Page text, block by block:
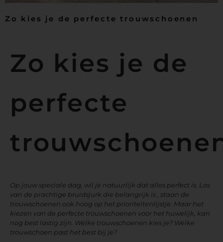
Zo kies je de perfecte trouwschoenen
Zo kies je de
perfecte
Op jouw speciale dag, wil je natuurlijk dat alles perfect is. Los
van de prachtige bruidsjurk die belangrijk is , staan de
trouwschoenen ook hoog op het prioriteitenlijstje. Maar het
kiezen van de perfecte trouwschoenen voor het huwelijk, kan
nog best lastig zijn. Welke trouwschoenen kies je? Welke
trouwschoen past het best bij je?